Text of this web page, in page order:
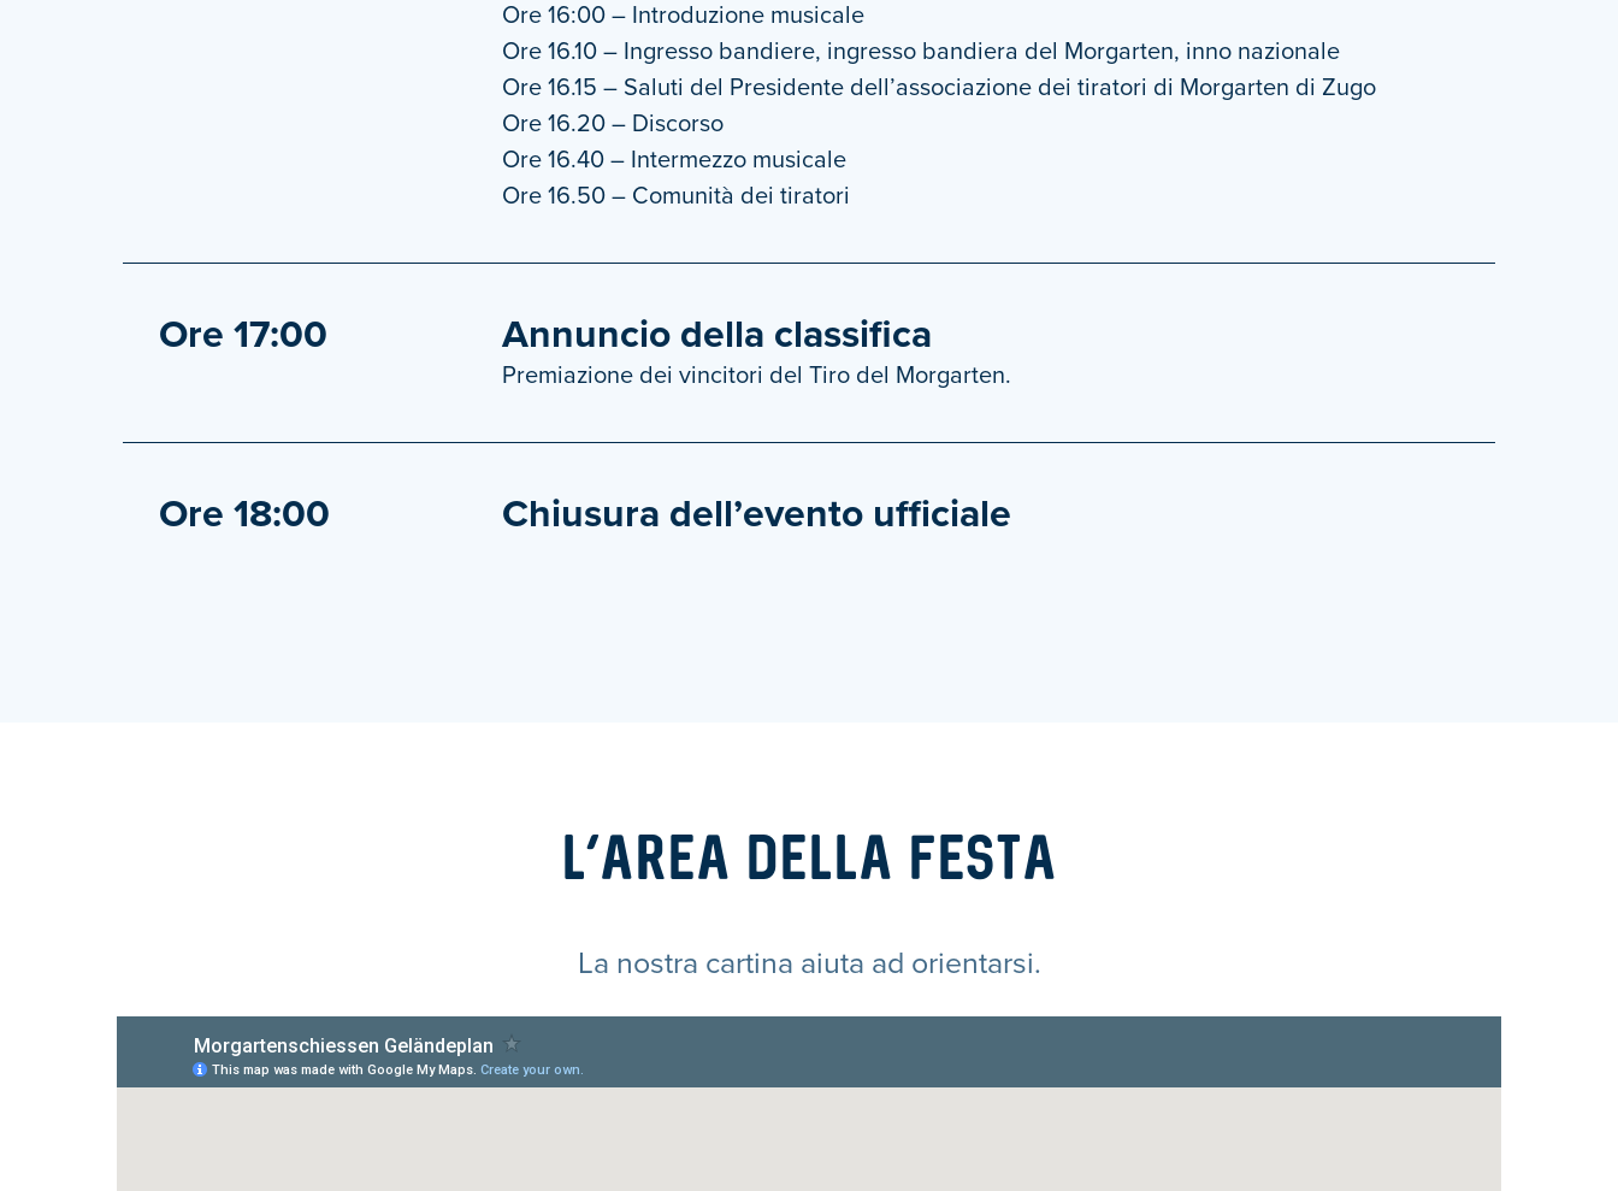
Ore 16:00 – Introduzione musicale
Ore 16.10 – Ingresso bandiere, ingresso bandiera del Morgarten, inno nazionale
Ore 16.15 – Saluti del Presidente dell’associazione dei tiratori di Morgarten di Zugo
Ore 16.20 – Discorso
Ore 16.40 – Intermezzo musicale
Ore 16.50 – Comunità dei tiratori
Ore 17:00 Annuncio della classifica
Premiazione dei vincitori del Tiro del Morgarten.
Ore 18:00 Chiusura dell’evento ufficiale
L’AREA DELLA FESTA
La nostra cartina aiuta ad orientarsi.